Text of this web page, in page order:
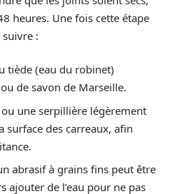
heures. Une fois cette étape
:
tiède (eau du robinet)
de savon de Marseille.
une serpillière légèrement
des carreaux, afin
abrasif à grains fins peut être
ajouter de l’eau pour ne pas